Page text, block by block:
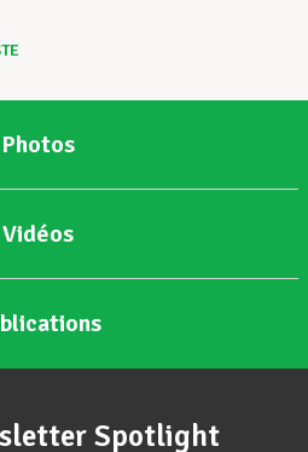
Photos
Vidéos
Spotlight